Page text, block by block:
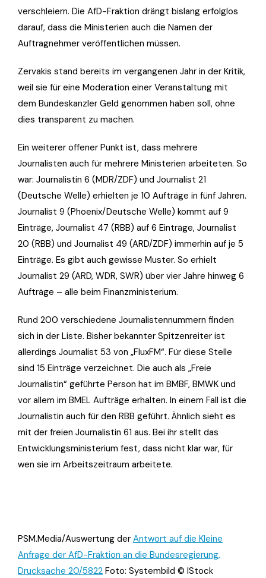
verschleiern. Die AfD-Fraktion drängt bislang erfolglos
darauf, dass die Ministerien auch die Namen der
Auftragnehmer veröffentlichen müssen.
Zervakis stand bereits im vergangenen Jahr in der Kritik,
weil sie für eine Moderation einer Veranstaltung mit
dem Bundeskanzler Geld genommen haben soll, ohne
dies transparent zu machen.
Ein weiterer offener Punkt ist, dass mehrere
Journalisten auch für mehrere Ministerien arbeiteten. So
war: Journalistin 6 (MDR/ZDF) und Journalist 21
(Deutsche Welle) erhielten je 10 Aufträge in fünf Jahren.
Journalist 9 (Phoenix/Deutsche Welle) kommt auf 9
Einträge, Journalist 47 (RBB) auf 6 Einträge, Journalist
20 (RBB) und Journalist 49 (ARD/ZDF) immerhin auf je 5
Einträge. Es gibt auch gewisse Muster. So erhielt
Journalist 29 (ARD, WDR, SWR) über vier Jahre hinweg 6
Aufträge – alle beim Finanzministerium.
Rund 200 verschiedene Journalistennummern finden
sich in der Liste. Bisher bekannter Spitzenreiter ist
allerdings Journalist 53 von „FluxFM“. Für diese Stelle
sind 15 Einträge verzeichnet. Die auch als „Freie
Journalistin“ geführte Person hat im BMBF, BMWK und
vor allem im BMEL Aufträge erhalten. In einem Fall ist die
Journalistin auch für den RBB geführt. Ähnlich sieht es
mit der freien Journalistin 61 aus. Bei ihr stellt das
Entwicklungsministerium fest, dass nicht klar war, für
wen sie im Arbeitszeitraum arbeitete.
PSM.Media/Auswertung der Antwort auf die Kleine
Anfrage der AfD-Fraktion an die Bundesregierung,
Drucksache 20/5822 Foto: Systembild © IStock